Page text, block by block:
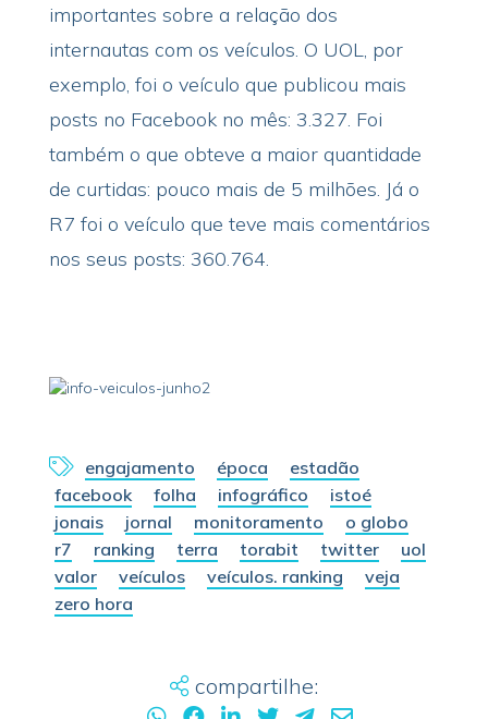
importantes sobre a relação dos
internautas com os veículos. O UOL, por
exemplo, foi o veículo que publicou mais
posts no Facebook no mês: 3.327. Foi
também o que obteve a maior quantidade
de curtidas: pouco mais de 5 milhões. Já o
R7 foi o veículo que teve mais comentários
nos seus posts: 360.764.
engajamento época
estadão
facebook
folha infográfico
istoé
jonais
jornal monitoramento
o globo
r7
ranking terra torabit twitter
uol
valor
veículos veículos. ranking
veja
zero hora
compartilhe: